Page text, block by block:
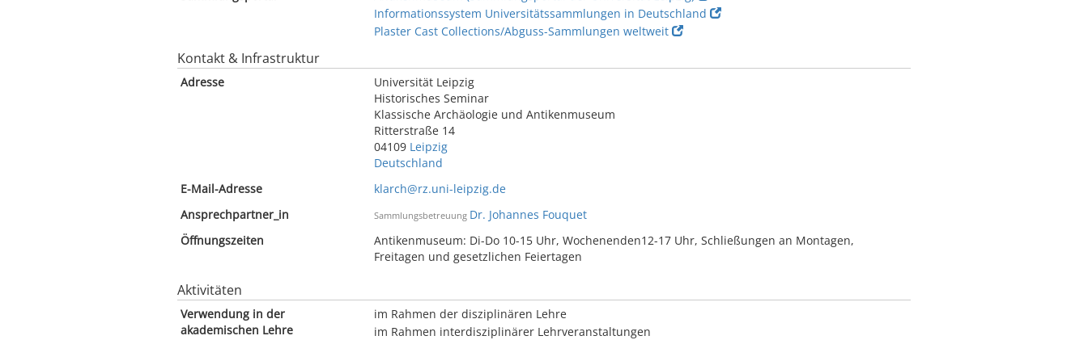
Informationssystem Universitätssammlungen in Deutschland
Plaster Cast Collections/Abguss-Sammlungen weltweit
Kontakt & Infrastruktur
Adresse
Universität Leipzig
Historisches Seminar
Klassische Archäologie und Antikenmuseum
Ritterstraße 14
04109 Leipzig
Deutschland
E-Mail-Adresse
klarch@rz.uni-leipzig.de
Ansprechpartner_in
Sammlungsbetreuung Dr. Johannes Fouquet
Öffnungszeiten
Antikenmuseum: Di-Do 10-15 Uhr, Wochenenden12-17 Uhr, Schließungen an Montagen,
Freitagen und gesetzlichen Feiertagen
Aktivitäten
Verwendung in der
akademischen Lehre
im Rahmen der disziplinären Lehre
im Rahmen interdisziplinärer Lehrveranstaltungen